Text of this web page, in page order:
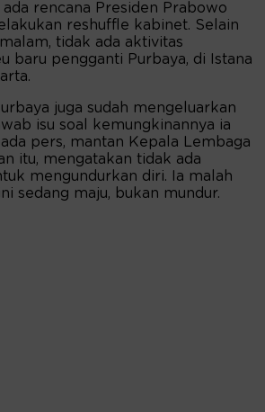
rencana Presiden Prabowo
reshuffle kabinet. Selain
tidak ada aktivitas
baru pengganti Purbaya, di Istana
juga sudah mengeluarkan
isu soal kemungkinannya ia
pers, mantan Kepala Lembaga
itu, mengatakan tidak ada
mengundurkan diri. Ia malah
sedang maju, bukan mundur.